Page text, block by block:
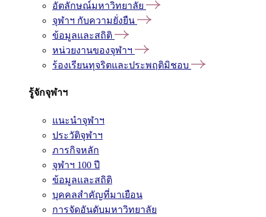
อัตลักษณ์มหาวิทยาลัย
จุฬาฯ กับความยั่งยืน
ข้อมูลและสถิติ
หน่วยงานของจุฬาฯ
ร้องเรียนทุจริตและประพฤติมิชอบ
รู้จักจุฬาฯ
แนะนำจุฬาฯ
ประวัติจุฬาฯ
ภารกิจหลัก
จุฬาฯ 100 ปี
ข้อมูลและสถิติ
บุคคลสำคัญที่มาเยือน
การจัดอันดับมหาวิทยาลัย